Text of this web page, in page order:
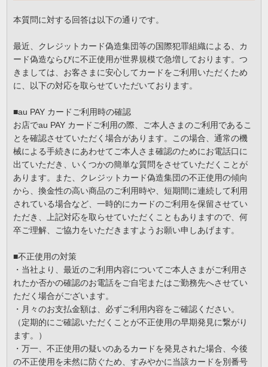
本質問に対する回答は以下の通りです。
最近、クレジットカード偽造集団等の国際犯罪組織による、カ
ード偽造ならびに不正使用が世界規模で急増しております。つ
きましては、お客さまに安心してカードをご利用いただくため
に、以下の対応を取らせていただいております。
■au PAY カードご利用時の確認
お店でau PAY カードご利用の際、ご本人さまのご利用であるこ
とを確認させていただく場合があります。この場合、通常の機
械による手続きにあわせてご本人さま確認のためにお電話口に
出ていただき、いくつかの簡単な質問をさせていただくことが
あります。また、クレジットカード偽造集団の不正使用の傾向
から、換金性の高い商品のご利用時や、短期間に連続して利用
されている場合など、一時的にカードのご利用を保留させてい
ただき、上記対応を取らせていただくこともありますので、何
卒ご理解、ご協力をいただきますようお願い申しあげます。
■不正使用の対策
・当社より、最近のご利用内容についてご本人さまがご利用さ
れたか否かの確認のお電話をご自宅またはご勤務先へさせてい
ただく場合がございます。
・月々のお支払金額は、必ずご利用内容をご確認ください。
（定期的にご確認いただくことが不正使用の早期発見に繋がり
ます。）
・万一、不正使用の疑いのあるカードを発見された場合、今後
の不正使用を未然に防ぐため、すみやかに当該カードを別番号